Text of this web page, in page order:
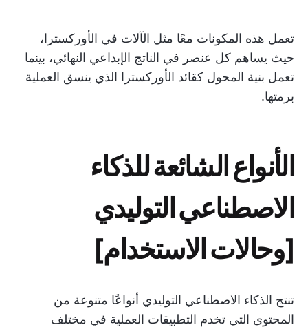
تعمل هذه المكونات معًا مثل الآلات في الأوركسترا،
حيث يساهم كل عنصر في الناتج الإبداعي النهائي، بينما
تعمل بنية المحول كقائد الأوركسترا الذي ينسق العملية
برمتها.
الأنواع الشائعة للذكاء
الاصطناعي التوليدي
[وحالات الاستخدام]
تنتج الذكاء الاصطناعي التوليدي أنواعًا متنوعة من
المحتوى التي تخدم التطبيقات العملية في مختلف